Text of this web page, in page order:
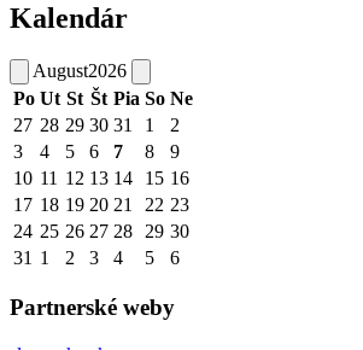
Kalendár
August2026
Po Ut St Št Pia So Ne
27 28 29 30 31 1
2
3
4 5 6 7 8
9
10 11 12 13 14 15 16
17 18 19 20 21 22 23
24 25 26 27 28 29 30
31 1 2 3 4 5 6
Partnerské weby